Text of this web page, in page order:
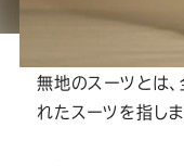
ー
ツ
ー
ツ
無地のスーツとは
れたスーツを指しま